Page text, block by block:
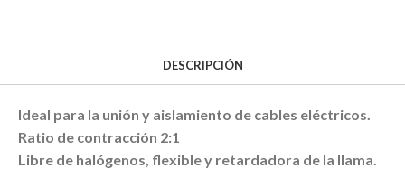
DESCRIPCIÓN
Ideal para la unión y aislamiento de cables eléctricos.
Ratio de contracción 2:1
Libre de halógenos, flexible y retardadora de la llama.